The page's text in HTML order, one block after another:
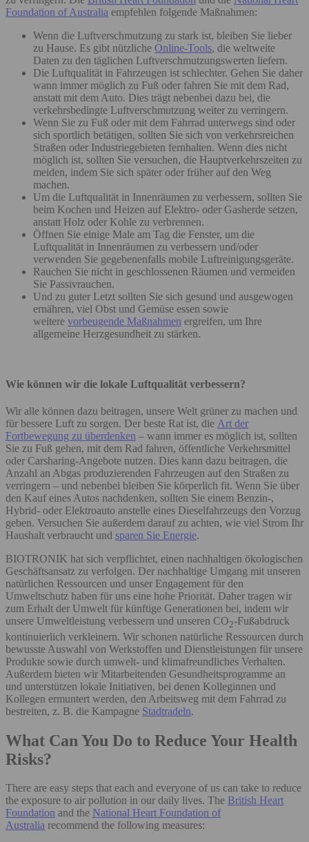
Foundation of Australia empfehlen folgende Maßnahmen:
Wenn die Luftverschmutzung zu stark ist, bleiben Sie lieber
zu Hause. Es gibt nützliche Online-Tools, die weltweite
Daten zu den täglichen Luftverschmutzungswerten liefern.
Die Luftqualität in Fahrzeugen ist schlechter. Gehen Sie daher
wann immer möglich zu Fuß oder fahren Sie mit dem Rad,
anstatt mit dem Auto. Dies trägt nebenbei dazu bei, die
verkehrsbedingte Luftverschmutzung weiter zu verringern.
Wenn Sie zu Fuß oder mit dem Fahrrad unterwegs sind oder
sich sportlich betätigen, sollten Sie sich von verkehrsreichen
Straßen oder Industriegebieten fernhalten. Wenn dies nicht
möglich ist, sollten Sie versuchen, die Hauptverkehrszeiten zu
meiden, indem Sie sich später oder früher auf den Weg
machen.
Um die Luftqualität in Innenräumen zu verbessern, sollten Sie
beim Kochen und Heizen auf Elektro- oder Gasherde setzen,
anstatt Holz oder Kohle zu verbrennen.
Öffnen Sie einige Male am Tag die Fenster, um die
Luftqualität in Innenräumen zu verbessern und/oder
verwenden Sie gegebenenfalls mobile Luftreinigungsgeräte.
Rauchen Sie nicht in geschlossenen Räumen und vermeiden
Sie Passivrauchen.
Und zu guter Letzt sollten Sie sich gesund und ausgewogen
ernähren, viel Obst und Gemüse essen sowie
weitere vorbeugende Maßnahmen ergreifen, um Ihre
allgemeine Herzgesundheit zu stärken.
Wie können wir die lokale Luftqualität verbessern?
Wir alle können dazu beitragen, unsere Welt grüner zu machen und
für bessere Luft zu sorgen. Der beste Rat ist, die Art der
Fortbewegung zu überdenken – wann immer es möglich ist, sollten
Sie zu Fuß gehen, mit dem Rad fahren, öffentliche Verkehrsmittel
oder Carsharing-Angebote nutzen. Dies kann dazu beitragen, die
Anzahl an Abgas produzierenden Fahrzeugen auf den Straßen zu
verringern – und nebenbei bleiben Sie körperlich fit. Wenn Sie über
den Kauf eines Autos nachdenken, sollten Sie einem Benzin-,
Hybrid- oder Elektroauto anstelle eines Dieselfahrzeugs den Vorzug
geben. Versuchen Sie außerdem darauf zu achten, wie viel Strom Ihr
Haushalt verbraucht und sparen Sie Energie.
BIOTRONIK hat sich verpflichtet, einen nachhaltigen ökologischen
Geschäftsansatz zu verfolgen. Der nachhaltige Umgang mit unseren
natürlichen Ressourcen und unser Engagement für den
Umweltschutz haben für uns eine hohe Priorität. Daher tragen wir
zum Erhalt der Umwelt für künftige Generationen bei, indem wir
unsere Umweltleistung verbessern und unseren CO2-Fußabdruck
kontinuierlich verkleinern. Wir schonen natürliche Ressourcen durch
bewusste Auswahl von Werkstoffen und Dienstleistungen für unsere
Produkte sowie durch umwelt- und klimafreundliches Verhalten.
Außerdem bieten wir Mitarbeitenden Gesundheitsprogramme an
und unterstützen lokale Initiativen, bei denen Kolleginnen und
Kollegen ermuntert werden, den Arbeitsweg mit dem Fahrrad zu
bestreiten, z. B. die Kampagne Stadtradeln.
What Can You Do to Reduce Your Health
Risks?
There are easy steps that each and everyone of us can take to reduce
the exposure to air pollution in our daily lives. The British Heart
Foundation and the National Heart Foundation of
Australia recommend the following measures: